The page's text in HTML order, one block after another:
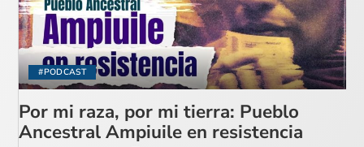
#PODCAST
Por mi raza, por mi tierra: Pueblo
Ancestral Ampiuile en resistencia